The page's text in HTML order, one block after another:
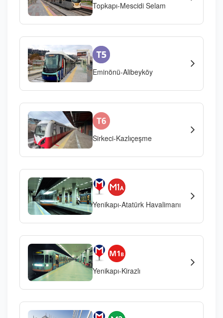
Topkapı-Mescidi Selam
Eminönü-Alibeyköy
Sirkeci-Kazlıçeşme
Yenikapı-Atatürk Havalimanı
Yenikapı-Kirazlı